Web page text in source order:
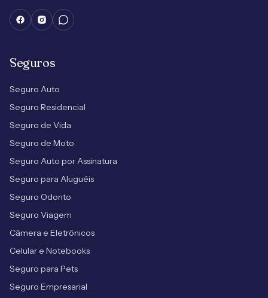
Seguros
Seguro Auto
Seguro Residencial
Seguro de Vida
Seguro de Moto
Seguro Auto por Assinatura
Seguro para Aluguéis
Seguro Odonto
Seguro Viagem
Câmera e Eletrônicos
Celular e Notebooks
Seguro para Pets
Seguro Empresarial